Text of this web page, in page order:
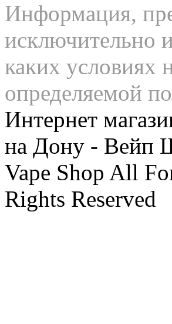
Информация,
исключительно
каких условиях
определяемой
Интернет
на Дону - Вейп
Vape Shop All
Rights Reserved